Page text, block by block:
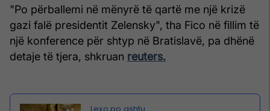
"Po përballemi në mënyrë të qartë me një krizë
gazi falë presidentit Zelensky", tha Fico në fillim të
një konference për shtyp në Bratislavë, pa dhënë
detaje të tjera, shkruan reuters.